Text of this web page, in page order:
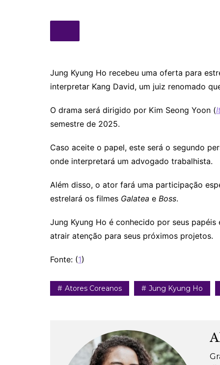
Jung Kyung Ho recebeu uma oferta para
interpretar Kang David, um juiz renomado
O drama será dirigido por Kim Seong Yoon (
semestre de 2025.
Caso aceite o papel, este será o segundo
onde interpretará um advogado trabalhista.
Além disso, o ator fará uma participação
estrelará os filmes Galatea e Boss.
Jung Kyung Ho é conhecido por seus papéis
atrair atenção para seus próximos projetos.
Fonte: (1)
Atores Coreanos Jung Kyung Ho